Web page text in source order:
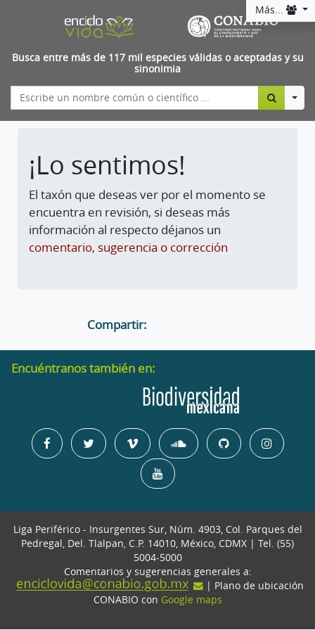
Más...
Busca entre más de 117 mil especies válidas o aceptadas y su
sinonimia
¡Lo sentimos!
El taxón que deseas ver por el momento se
encuentra en revisión, si deseas más
información al respecto déjanos un
comentario, sugerencia o corrección
Compartir:
Encuéntranos también en:
Liga Periférico - Insurgentes Sur, Núm. 4903, Col. Parques del
Pedregal, Del. Tlalpan, C.P. 14010, México, CDMX | Tel. (55)
5004-5000
Comentarios y sugerencias generales a:
| Plano de ubicación
CONABIO con Google maps